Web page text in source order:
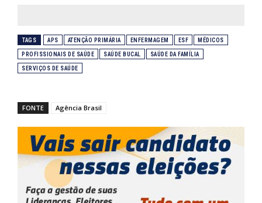
TAGS APS ATENÇÃO PRIMÁRIA ENFERMAGEM ESF MÉDICOS
PROFISSIONAIS DE SAÚDE SAÚDE BUCAL SAÚDE DA FAMÍLIA
SERVIÇOS DE SAÚDE
FONTE Agência Brasil